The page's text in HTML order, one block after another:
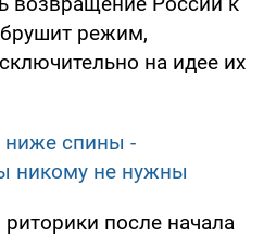
режим,
на идее их
спины -
никому не нужны
после начала